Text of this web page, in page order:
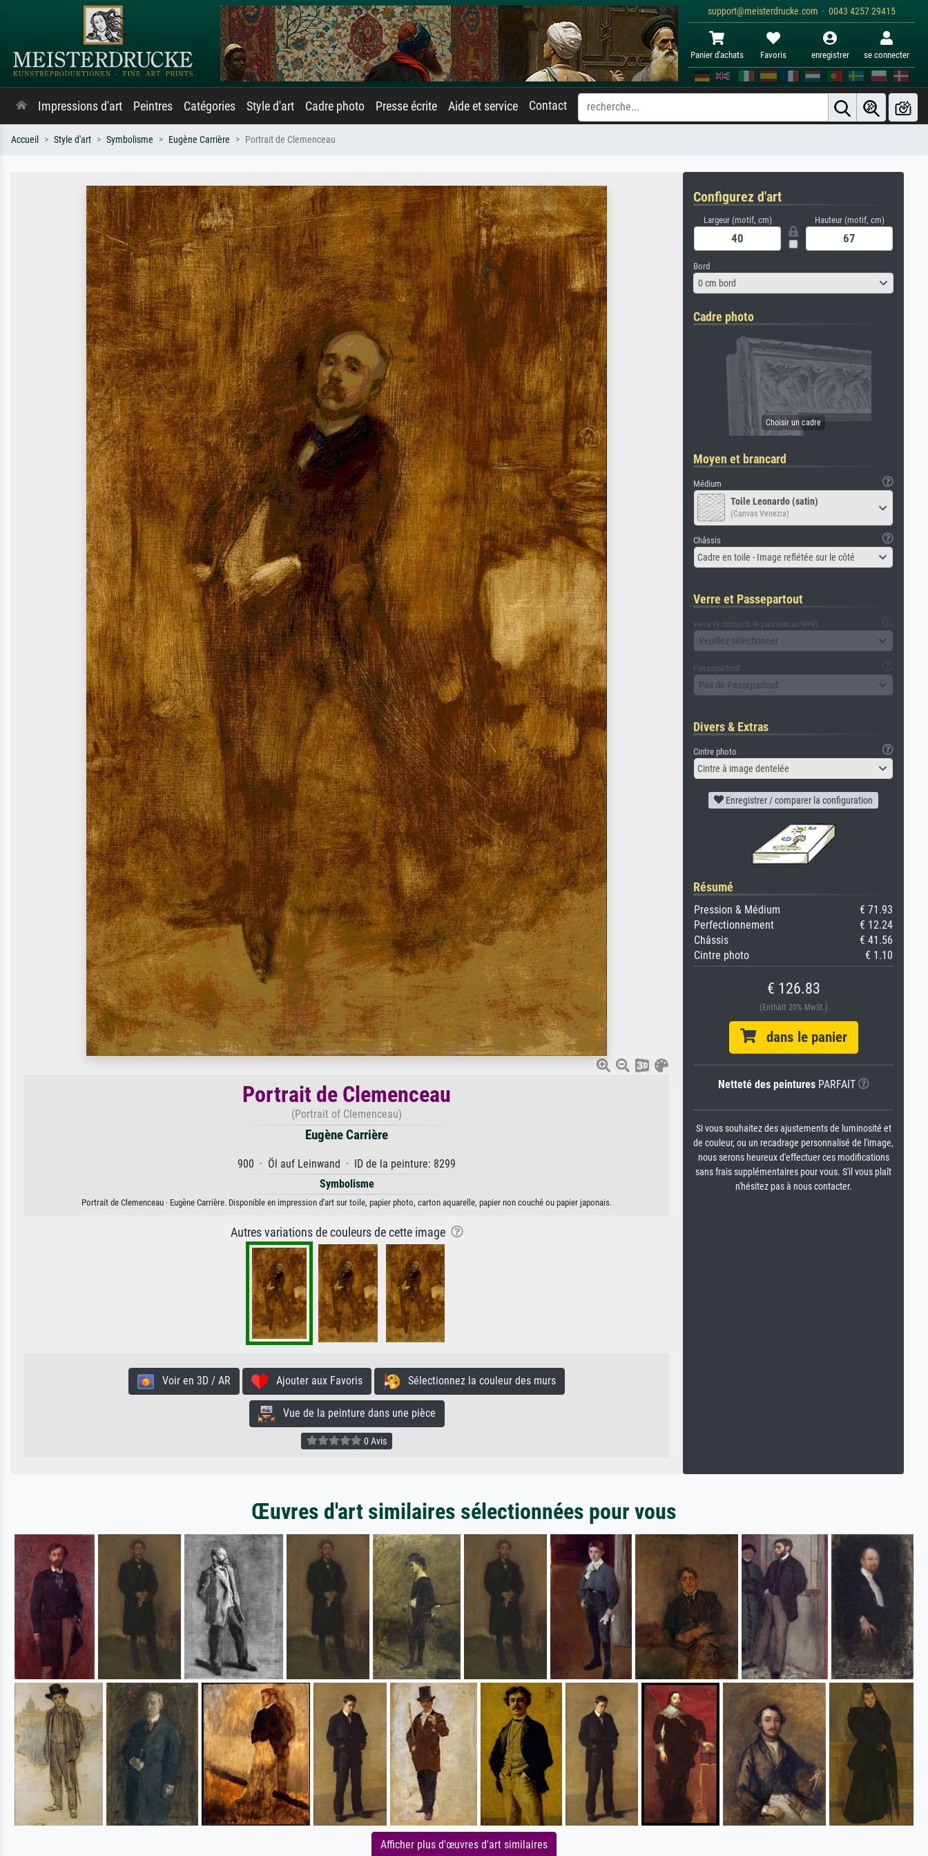
support@meisterdrucke.com · 0043 4257 29415
Panier d'achats Favoris enregistrer se connecter
Impressions d'art Peintres Catégories Style d'art Cadre photo Presse écrite Aide et service Contact
Accueil Style d'art Symbolisme Eugène Carrière Portrait de Clemenceau
Portrait de Clemenceau
(Portrait of Clemenceau)
Eugène Carrière
900 · Öl auf Leinwand · ID de la peinture: 8299
Symbolisme
Portrait de Clemenceau · Eugène Carrière. Disponible en impression d'art sur toile, papier photo, carton aquarelle, papier non couché ou papier japonais.
Autres variations de couleurs de cette image
Voir en 3D / AR Ajouter aux Favoris Sélectionnez la couleur des murs
Vue de la peinture dans une pièce
0 Avis
Configurez d'art
Largeur (motif, cm) Hauteur (motif, cm)
Bord
0 cm bord
Cadre photo
Moyen et brancard
Médium
Toile Leonardo (satin)
(Canvas Venezia)
Châssis
Cadre en toile - Image reflétée sur le côté
Verre et Passepartout
verre (y compris le panneau arrière)
Veuillez sélectionner
Passepartout
Pas de Passepartout
Divers & Extras
Cintre photo
Cintre à image dentelée
Enregistrer / comparer la configuration
Résumé
Pression & Médium
€ 71.93
Perfectionnement
€ 12.24
Châssis
€ 41.56
Cintre photo
€ 1.10
€ 126.83
(Enthält 20% MwSt.)
dans le panier
Netteté des peinturesPARFAIT
Si vous souhaitez des ajustements de luminosité et
de couleur, ou un recadrage personnalisé de l'image,
nous serons heureux d'effectuer ces modifications
sans frais supplémentaires pour vous. S'il vous plaît
n'hésitez pas à nous contacter.
Œuvres d'art similaires sélectionnées pour vous
Afficher plus d'œuvres d'art similaires